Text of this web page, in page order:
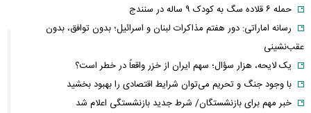
حمله ۶ قلاده سگ به کودک ۹ ساله در سنندج
رسانه اماراتی: دور هفتم مذاکرات لبنان و اسرائیل؛ بدون توافق، بدون
عقب‌نشینی
یک لایحه، هزار سؤال؛ سهم ایران از خزر واقعاً در خطر است؟
با وجود جنگ و تحریم می‌توان شرایط اقتصادی را بهبود بخشید
خبر مهم برای بازنشستگان/ شرط جدید بازنشستگی اعلام شد